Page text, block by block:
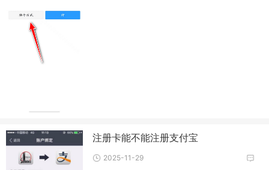
注册卡能不能注册支付宝
2025-11-29